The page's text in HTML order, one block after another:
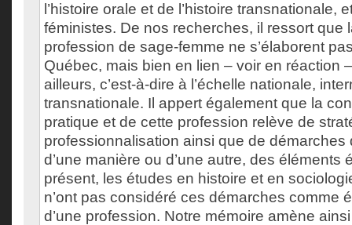
l’histoire orale et de l’histoire transnationale,
féministes. De nos recherches, il ressort que
profession de sage-femme ne s’élaborent
Québec, mais bien en lien – voir en réaction
ailleurs, c’est-à-dire à l’échelle nationale,
transnationale. Il appert également que la
pratique et de cette profession relève de
professionnalisation ainsi que de démarches
d’une manière ou d’une autre, des éléments
présent, les études en histoire et en
n’ont pas considéré ces démarches comme
d’une profession. Notre mémoire amène